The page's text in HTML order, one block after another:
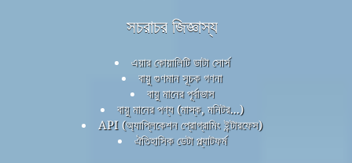
সচরাচর জিজ্ঞাস্য
এয়ার কোয়ালিটি ডাটা সোর্স
বায়ু গুণমান সূচক গণনা
বায়ু মানের পূর্বাভাস
বায়ু মানের পণ্য (মাস্ক, মনিটর...)
API (অ্যাপ্লিকেশন প্রোগ্রামিং ইন্টারফেস)
ঐতিহাসিক ডেটা প্ল্যাটফর্ম